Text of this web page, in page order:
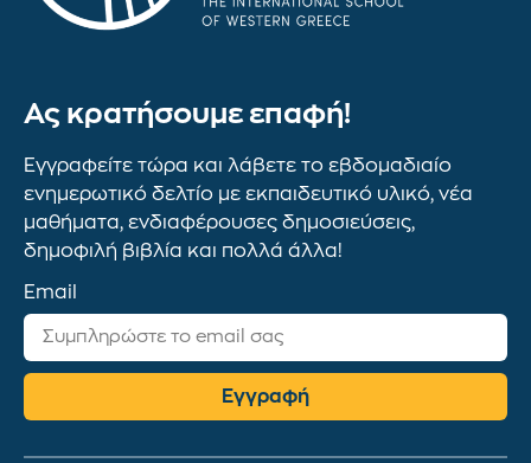
Ας κρατήσουμε επαφή!
Εγγραφείτε τώρα και λάβετε το εβδομαδιαίο
ενημερωτικό δελτίο με εκπαιδευτικό υλικό, νέα
μαθήματα, ενδιαφέρουσες δημοσιεύσεις,
δημοφιλή βιβλία και πολλά άλλα!
Email
Εγγραφή